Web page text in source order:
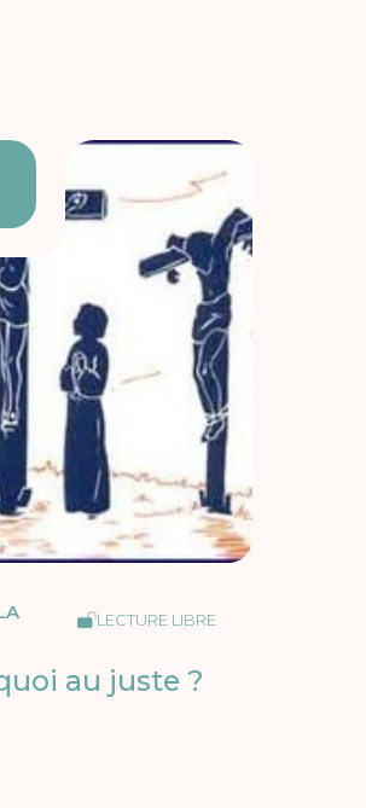
LECTURE LIBRE
au juste ?